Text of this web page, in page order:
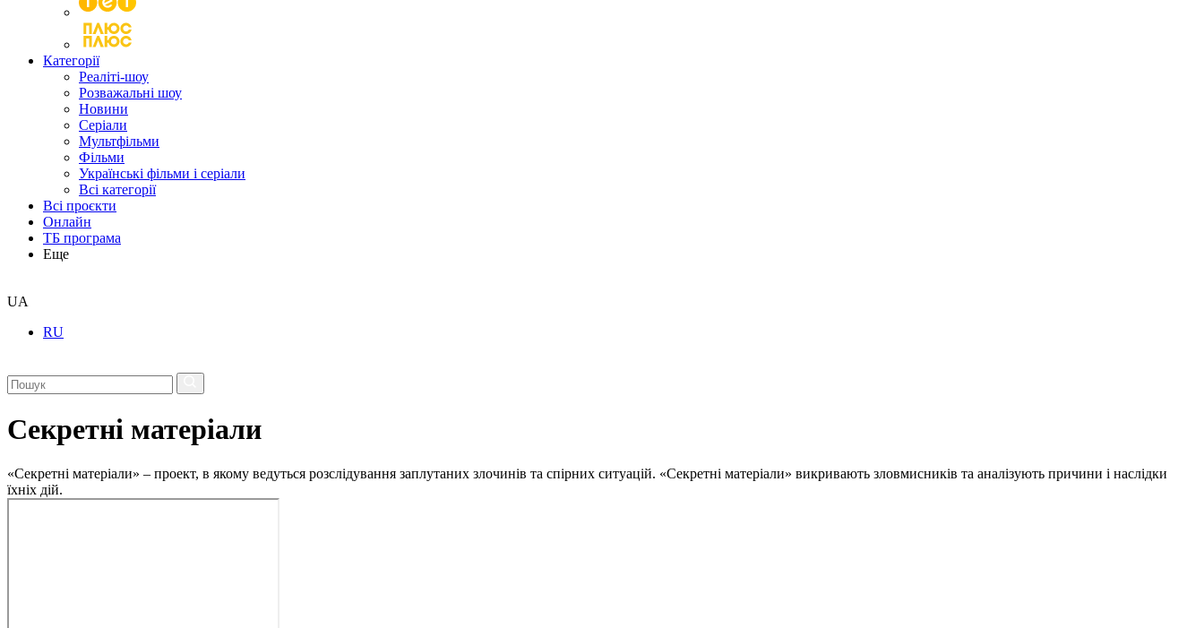
Категорії
Реаліті-шоу
Розважальні шоу
Новини
Серіали
Мультфільми
Фільми
Українські фільми і серіали
Всі категорії
Всі проєкти
Онлайн
ТБ програма
Еще
UA
RU
Секретні матеріали
«Секретні матеріали» – проект, в якому ведуться розслідування заплутаних злочинів та спірних ситуацій. «Секретні матеріали» викривають зловмисників та аналізують причини і наслідки
їхніх дій.